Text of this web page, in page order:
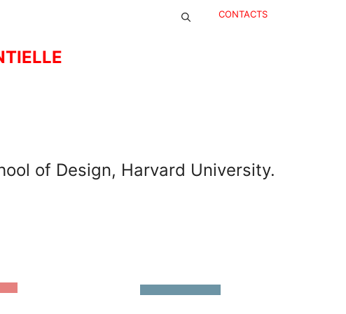
CONTACTS
of Design, Harvard University.